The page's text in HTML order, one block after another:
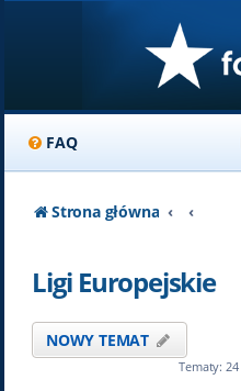
FAQ
Strona główna
Ligi Europejskie
NOWY TEMAT
Tematy: 24